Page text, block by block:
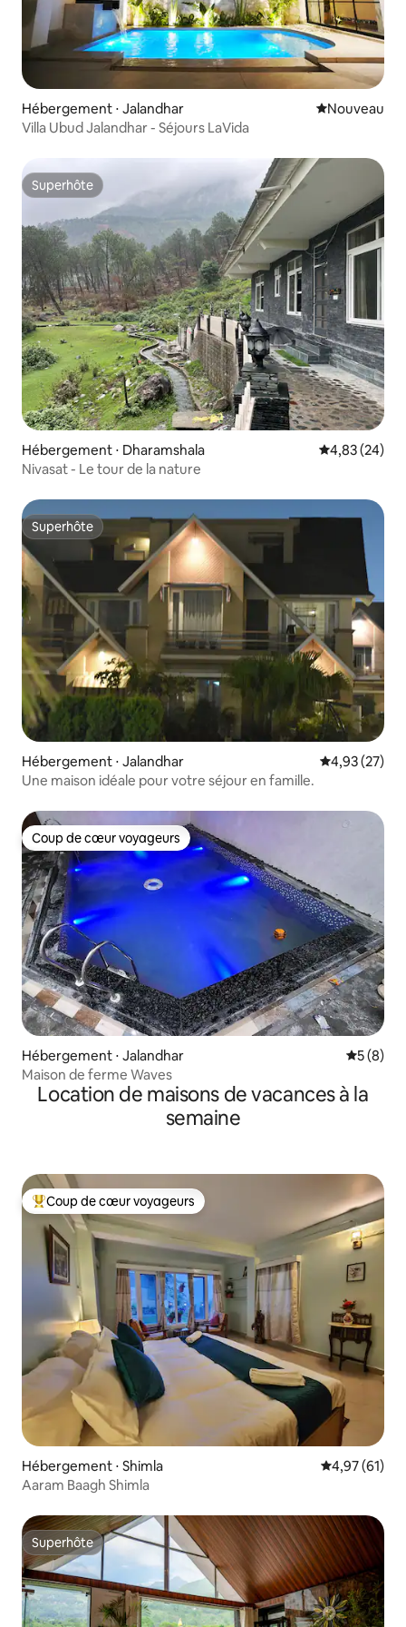
Hébergement ⋅ Jalandhar Nouvel
Nouveau
Villa Ubud Jalandhar - Séjours LaVida
Superhôte
Superhôte
Hébergement ⋅ Dharamshala Évaluation
4,83 (24)
Nivasat - Le tour de la nature
Superhôte
Superhôte
Hébergement ⋅ Jalandhar Évaluation
4,93 (27)
Une maison idéale pour votre séjour en famille.
Coup de cœur voyageurs
Coup de cœur voyageurs
Hébergement ⋅ Jalandhar
5 (8)
Maison de ferme Waves
Location de maisons de vacances à la
semaine
Coups de cœur voyageurs les plus appréciés
Coup de cœur voyageurs
Hébergement ⋅ Shimla Évaluation
4,97 (61)
Aaram Baagh Shimla
Superhôte
Superhôte